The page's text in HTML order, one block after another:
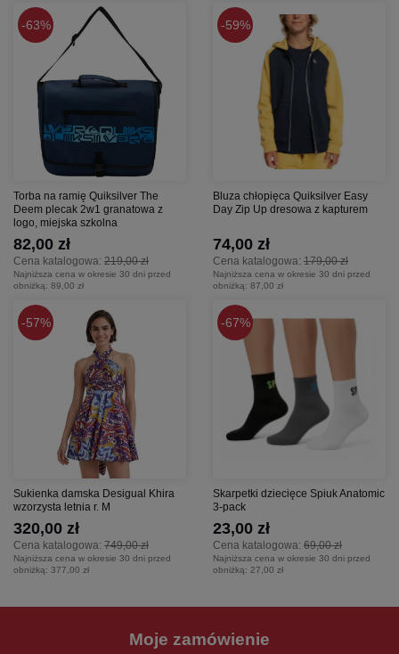
63%
Torba na ramię Quiksilver The
Deem plecak 2w1 granatowa z
logo, miejska szkolna
Cena katalogowa: 219,00 zł
82,00 zł
Najniższa cena w okresie 30 dni przed
obniżką: 89,00 zł
59%
Bluza chłopięca Quiksilver Easy
Day Zip Up dresowa z kapturem
Cena katalogowa: 179,00 zł
74,00 zł
Najniższa cena w okresie 30 dni przed
obniżką: 87,00 zł
57%
Sukienka damska Desigual Khira
wzorzysta letnia r. M
Cena katalogowa: 749,00 zł
320,00 zł
Najniższa cena w okresie 30 dni przed
obniżką: 377,00 zł
67%
Skarpetki dziecięce Spiuk Anatomic
3-pack
Cena katalogowa: 69,00 zł
23,00 zł
Najniższa cena w okresie 30 dni przed
obniżką: 27,00 zł
Moje zamówienie